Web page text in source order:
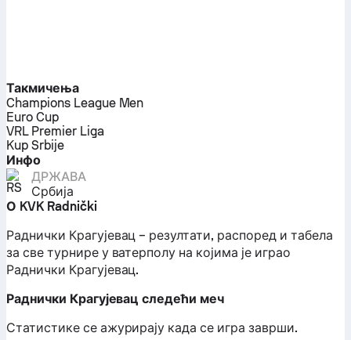
Такмичења
Champions League Men
Euro Cup
VRL Premier Liga
Kup Srbije
Инфо
ДРЖАВА
Србија
О KVK Radnički
Раднички Крагујевац – резултати, распоред и табела
за све турнире у ватерполу на којима је играо
Раднички Крагујевац.
Раднички Крагујевац следећи меч
Статистике се ажурирају када се игра заврши.